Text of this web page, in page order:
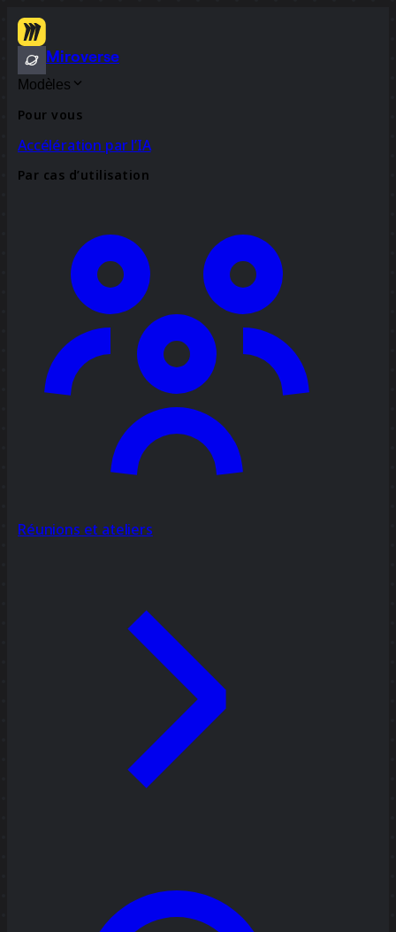
Miroverse
Modèles
Pour vous
Accélération par l’IA
Par cas d’utilisation
Réunions et ateliers